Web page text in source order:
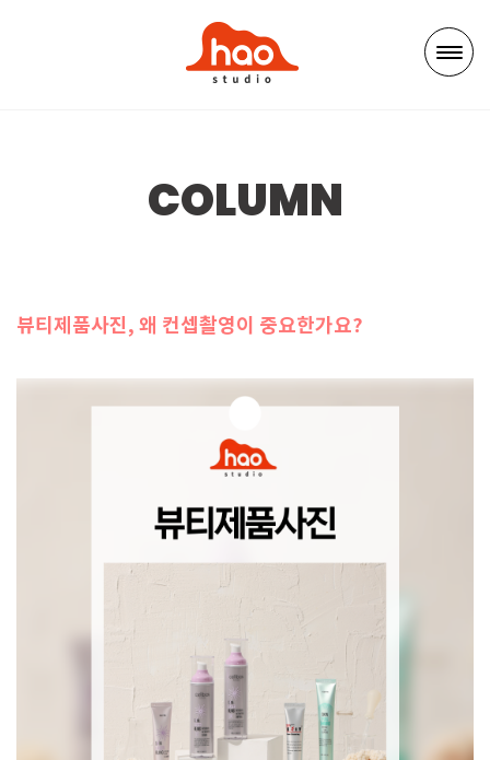
COLUMN
뷰티제품사진, 왜 컨셉촬영이 중요한가요?